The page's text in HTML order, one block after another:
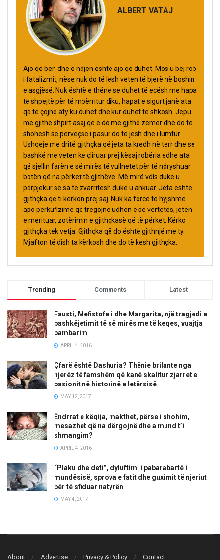
ALBERT VATAJ
Ajo që bën dhe e ndjen është ajo që duhet. Mos u bëj rob
i fatalizmit, nëse nuk do të lësh veten të bjerë në boshin
e asgjësë. Nuk është e thënë se duhet të ecësh me hapa
të shpejtë për të mbërritur diku, hapat e sigurt janë ata
që të çojnë aty ku duhet dhe kur duhet të shkosh. Jepu
me gjithë shpirt asaj që e do me gjithë zemër dhe do të
shohësh se përveçse i pasur do të jesh dhe i lumtur.
Ushqeje me dritë gjithçka që jeta ta kredh në terr dhe se
bashkë me veten ke çliruar prej kësaj robëria edhe ata
që sjellin farën e së mirës të vullnetet për të ndryshuar
botën që na përket të gjithëve. Më mirë vdis duke u
përpjekur se sa të zvarritesh duke u ankuar. Jeta është
gjithçka që ti kërkon prej saj. Nuk ka forcë të hyjshme
apo përkufizime që tregojnë udhën e së vërtetës, jetën
e merituar, zotërimin e gjithçkasë që të përket. Kërko
gjithçka tek vetja. Gjithçka që do është gjithnjë me ty.
Mjafton të dish ta kërkosh dhe do të kesh gjithçka.
Trending Comments Latest
Fausti, Mefistofeli dhe Margarita, një tragjedi e
bashkëjetimit të së mirës me të keqes, vuajtja
pambarim
APRIL 4, 2016
Çfarë është Dashuria? Thënie brilante nga
njerëz të famshëm që kanë skalitur zjarret e
pasionit në historinë e letërsisë
MAY 12, 2017
Ëndrrat e këqija, makthet, përse i shohim,
mesazhet që na dërgojnë dhe a mund t’i
shmangim?
APRIL 4, 2016
“Plaku dhe deti”, dyluftimi i pabarabartë i
mundësisë, sprova e fatit dhe guximit të njeriut
për të sfiduar natyrën
MAY 4, 2017
About Advertise Privacy & Policy Contact